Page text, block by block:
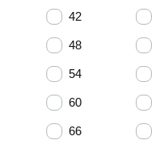
42
48
54
60
66